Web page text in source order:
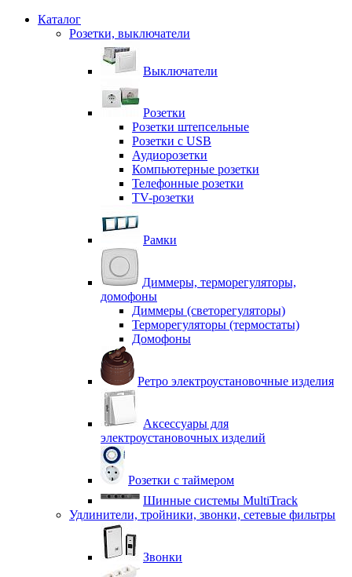
Каталог
Розетки, выключатели
Выключатели
Розетки
Розетки штепсельные
Розетки с USB
Аудиорозетки
Компьютерные розетки
Телефонные розетки
TV-розетки
Рамки
Диммеры, терморегуляторы,
домофоны
Диммеры (светорегуляторы)
Терморегуляторы (термостаты)
Домофоны
Ретро электроустановочные изделия
Аксессуары для
электроустановочных изделий
Розетки с таймером
Шинные системы MultiTrack
Удлинители, тройники, звонки, сетевые фильтры
Звонки